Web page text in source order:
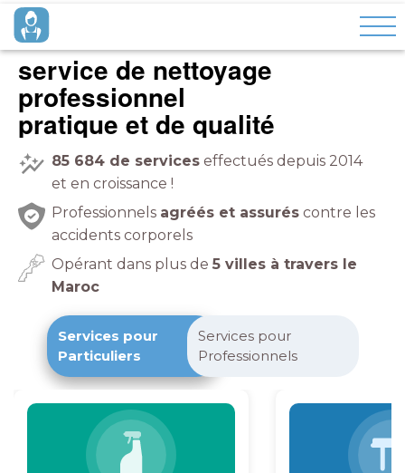
service de nettoyage
professionnel
pratique et de qualité
85 684 de services effectués depuis 2014
et en croissance !
Professionnels agréés et assurés contre les
accidents corporels
Opérant dans plus de 5 villes à travers le
Maroc
Services pour
Particuliers
Services pour
Professionnels